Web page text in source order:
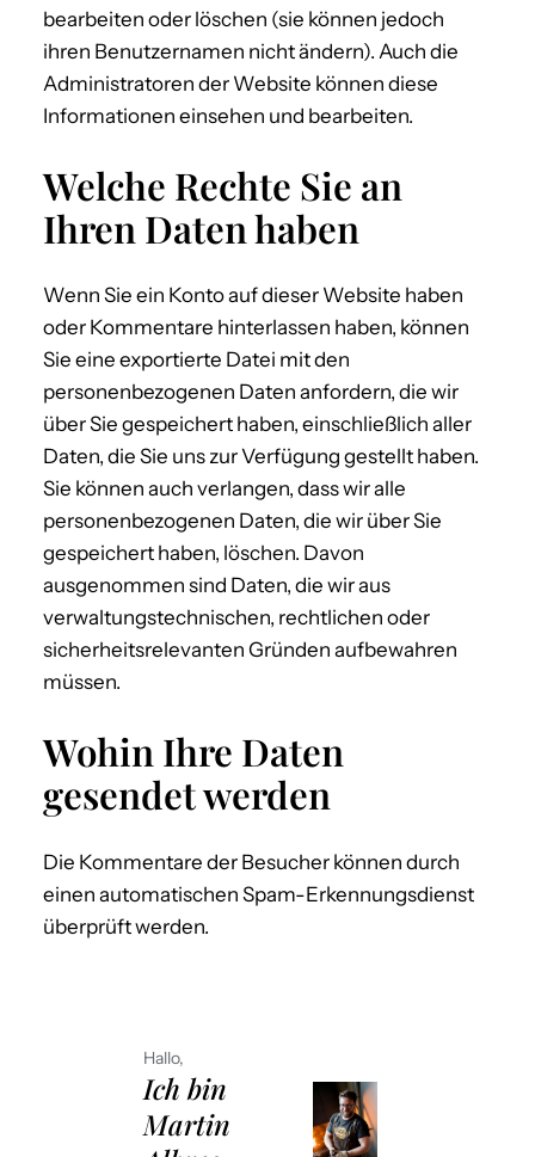
bearbeiten oder löschen (sie können jedoch
ihren Benutzernamen nicht ändern). Auch die
Administratoren der Website können diese
Informationen einsehen und bearbeiten.
Welche Rechte Sie an
Ihren Daten haben
Wenn Sie ein Konto auf dieser Website haben
oder Kommentare hinterlassen haben, können
Sie eine exportierte Datei mit den
personenbezogenen Daten anfordern, die wir
über Sie gespeichert haben, einschließlich aller
Daten, die Sie uns zur Verfügung gestellt haben.
Sie können auch verlangen, dass wir alle
personenbezogenen Daten, die wir über Sie
gespeichert haben, löschen. Davon
ausgenommen sind Daten, die wir aus
verwaltungstechnischen, rechtlichen oder
sicherheitsrelevanten Gründen aufbewahren
müssen.
Wohin Ihre Daten
gesendet werden
Die Kommentare der Besucher können durch
einen automatischen Spam-Erkennungsdienst
überprüft werden.
Hallo,
Ich bin
Martin